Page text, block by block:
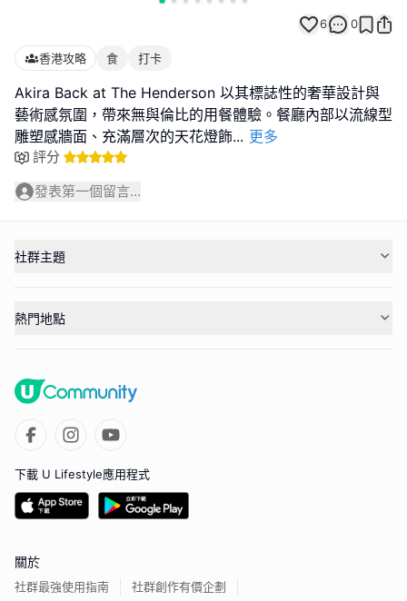
6 0
香港攻略 食 打卡
Akira Back at The Henderson 以其標誌性的奢華設計與
藝術感氛圍，帶來無與倫比的用餐體驗。餐廳內部以流線型
雕塑感牆面、充滿層次的天花燈飾... 更多
評分
發表第一個留言...
社群主題
熱門地點
下載 U Lifestyle應用程式
關於
社群最強使用指南 社群創作有價企劃